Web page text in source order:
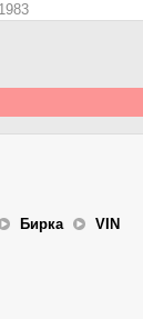
Бирка VIN